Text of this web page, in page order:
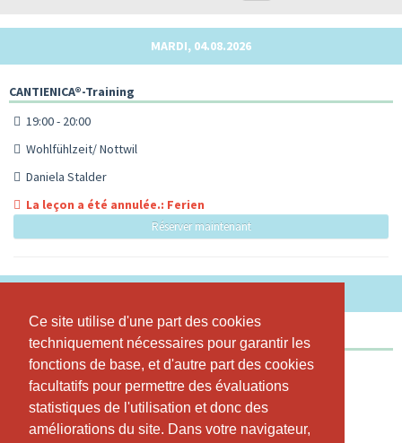
Ce site utilise d'une part des cookies
techniquement nécessaires pour garantir les
fonctions de base, et d'autre part des cookies
facultatifs pour permettre des évaluations
statistiques de l'utilisation et donc des
améliorations du site. Dans votre navigateur,
Ce site utilise d'une part des cookies
techniquement nécessaires pour garantir les
fonctions de base, et d'autre part des cookies
facultatifs pour permettre des évaluations
statistiques de l'utilisation et donc des
améliorations du site. Dans votre navigateur,
MARDI, 04.08.2026
CANTIENICA®-Training
19:00 - 20:00
Wohlfühlzeit/ Nottwil
Daniela Stalder
La leçon a été annulée.: Ferien
Réserver maintenant
CANTIENICA®-Training
18:15 - 19:15
Wohlfühlzeit/ Nottwil
Daniela Stalder